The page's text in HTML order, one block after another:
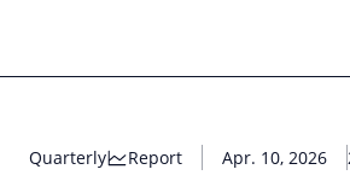
springen
Quarterly Report Apr. 10, 2026